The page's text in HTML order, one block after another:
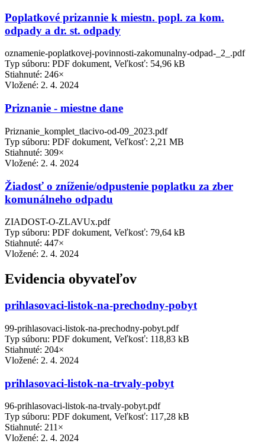
Poplatkové prizannie k miestn. popl. za kom.
odpady a dr. st. odpady
oznamenie-poplatkovej-povinnosti-zakomunalny-odpad-_2_.pdf
Typ súboru: PDF dokument, Veľkosť: 54,96 kB
Stiahnuté: 246×
Vložené: 2. 4. 2024
Priznanie - miestne dane
Priznanie_komplet_tlacivo-od-09_2023.pdf
Typ súboru: PDF dokument, Veľkosť: 2,21 MB
Stiahnuté: 309×
Vložené: 2. 4. 2024
Žiadosť o zníženie/odpustenie poplatku za zber
komunálneho odpadu
ZIADOST-O-ZLAVUx.pdf
Typ súboru: PDF dokument, Veľkosť: 79,64 kB
Stiahnuté: 447×
Vložené: 2. 4. 2024
Evidencia obyvateľov
prihlasovaci-listok-na-prechodny-pobyt
99-prihlasovaci-listok-na-prechodny-pobyt.pdf
Typ súboru: PDF dokument, Veľkosť: 118,83 kB
Stiahnuté: 204×
Vložené: 2. 4. 2024
prihlasovaci-listok-na-trvaly-pobyt
96-prihlasovaci-listok-na-trvaly-pobyt.pdf
Typ súboru: PDF dokument, Veľkosť: 117,28 kB
Stiahnuté: 211×
Vložené: 2. 4. 2024